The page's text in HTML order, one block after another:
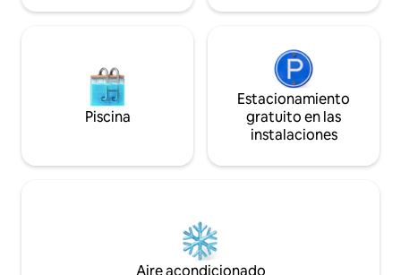
Piscina
Estacionamiento
gratuito en las
instalaciones
Aire acondicionado